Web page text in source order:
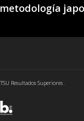
Resultados Superiores .
.